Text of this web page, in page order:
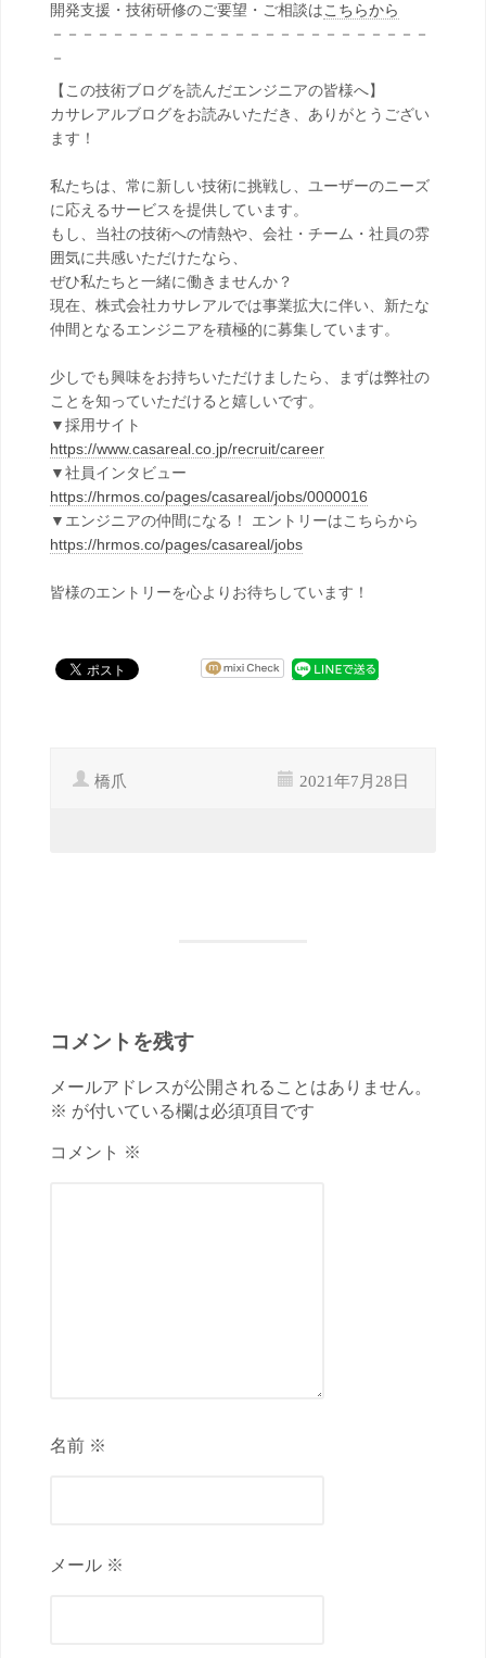
開発支援・技術研修のご要望・ご相談はこちらから
－－－－－－－－－－－－－－－－－－－－－－－－－
－
【この技術ブログを読んだエンジニアの皆様へ】
カサレアルブログをお読みいただき、ありがとうござい
ます！
私たちは、常に新しい技術に挑戦し、ユーザーのニーズ
に応えるサービスを提供しています。
もし、当社の技術への情熱や、会社・チーム・社員の雰
囲気に共感いただけたなら、
ぜひ私たちと一緒に働きませんか？
現在、株式会社カサレアルでは事業拡大に伴い、新たな
仲間となるエンジニアを積極的に募集しています。
少しでも興味をお持ちいただけましたら、まずは弊社の
ことを知っていただけると嬉しいです。
▼採用サイト
https://www.casareal.co.jp/recruit/career
▼社員インタビュー
https://hrmos.co/pages/casareal/jobs/0000016
▼エンジニアの仲間になる！ エントリーはこちらから
https://hrmos.co/pages/casareal/jobs
皆様のエントリーを心よりお待ちしています！
橋爪 2021年7月28日
コメントを残す
メールアドレスが公開されることはありません。
※ が付いている欄は必須項目です
コメント ※
名前 ※
メール ※